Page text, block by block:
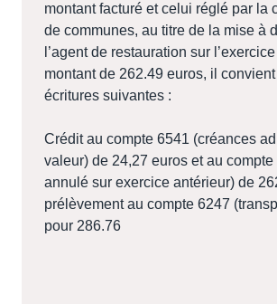
montant facturé et celui réglé par la
de communes, au titre de la mise à
l’agent de restauration sur
montant de 262.49 euros, il
écritures suivantes :
Crédit au compte 6541 (créances
valeur) de 24,27 euros et au compte
annulé sur exercice antérieur) de
prélèvement au compte 6247
pour 286.76